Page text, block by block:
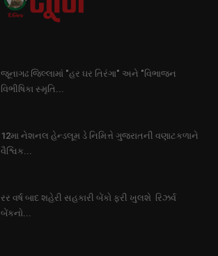
જૂનાગઢ જિલ્લામાં "હર ઘર તિરંગા" અને "વિભાજન
વિભીષિકા સ્મૃતિ...
12મા નેશનલ હેન્ડલૂમ ડે નિમિત્તે ગુજરાતની વણાટકળાને
વૈશ્વિક...
રર વર્ષ બાદ શહેરી સહકારી બેંકો ફરી ખુલશે રિઝર્વ
બેંકનો...